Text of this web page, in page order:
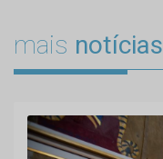
mais notícias